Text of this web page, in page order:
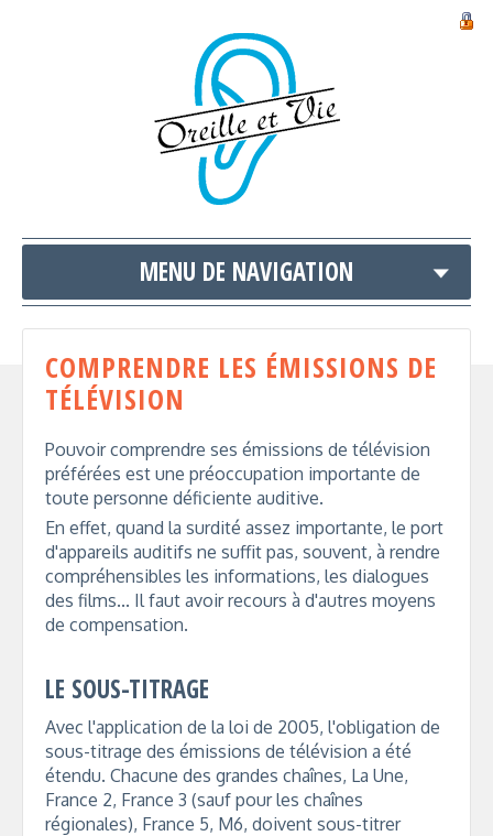
MENU DE NAVIGATION
COMPRENDRE LES ÉMISSIONS DE
TÉLÉVISION
Pouvoir comprendre ses émissions de télévision
préférées est une préoccupation importante de
toute personne déficiente auditive.
En effet, quand la surdité assez importante, le port
d'appareils auditifs ne suffit pas, souvent, à rendre
compréhensibles les informations, les dialogues
des films... Il faut avoir recours à d'autres moyens
de compensation.
LE SOUS-TITRAGE
Avec l'application de la loi de 2005, l'obligation de
sous-titrage des émissions de télévision a été
étendu. Chacune des grandes chaînes, La Une,
France 2, France 3 (sauf pour les chaînes
régionales), France 5, M6, doivent sous-titrer